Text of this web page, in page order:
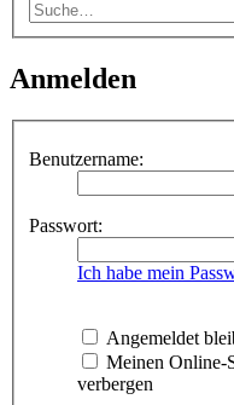
Anmelden
Benutzername:
Passwort:
Ich habe mein
Angemeldet
Meinen Online-
verbergen